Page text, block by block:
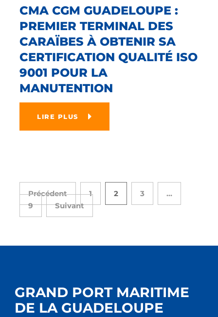
CMA CGM GUADELOUPE :
PREMIER TERMINAL DES
CARAÏBES À OBTENIR SA
CERTIFICATION QUALITÉ ISO
9001 POUR LA
MANUTENTION
LIRE PLUS
Précédent 1 2 3
…
9
Suivant
GRAND PORT MARITIME
DE LA GUADELOUPE